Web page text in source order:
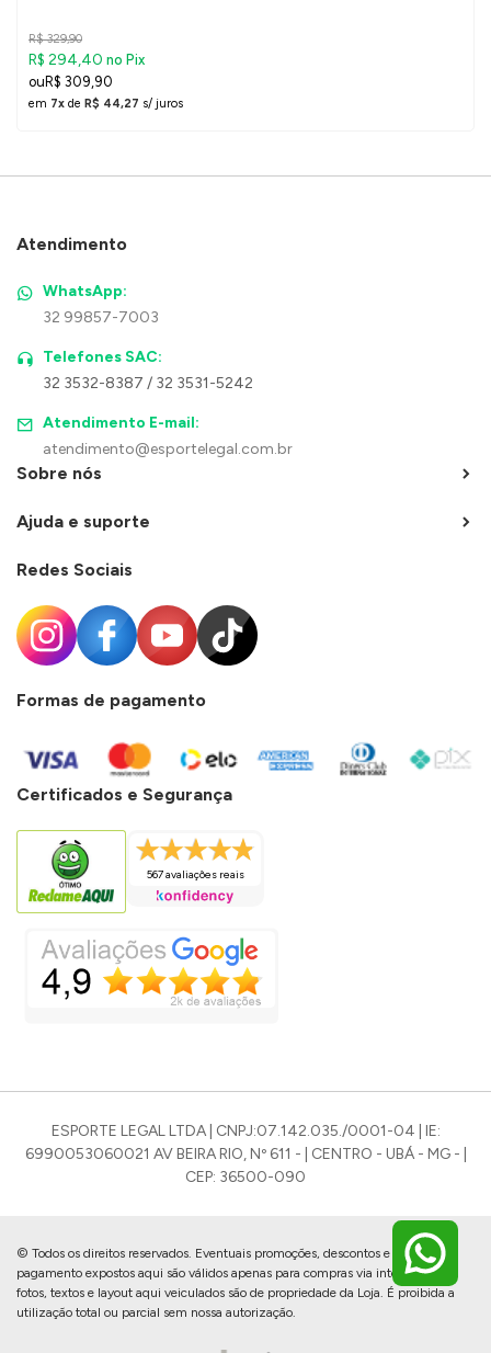
R$ 329,90
R$ 294,40 no Pix
R$ 309,90
em 7x de R$ 44,27 s/ juros
Atendimento
WhatsApp:
32 99857-7003
Telefones SAC:
32 3532-8387 / 32 3531-5242
Atendimento E-mail:
atendimento@esportelegal.com.br
Sobre nós
Ajuda e suporte
Redes Sociais
Formas de pagamento
Certificados e Segurança
567 avaliações reais
ESPORTE LEGAL LTDA | CNPJ:07.142.035./0001-04 | IE:
6990053060021 AV BEIRA RIO, Nº 611 - | CENTRO - UBÁ - MG - |
CEP: 36500-090
© Todos os direitos reservados. Eventuais promoções, descontos e prazos de
pagamento expostos aqui são válidos apenas para compras via internet. As
fotos, textos e layout aqui veiculados são de propriedade da Loja. É proibida a
utilização total ou parcial sem nossa autorização.